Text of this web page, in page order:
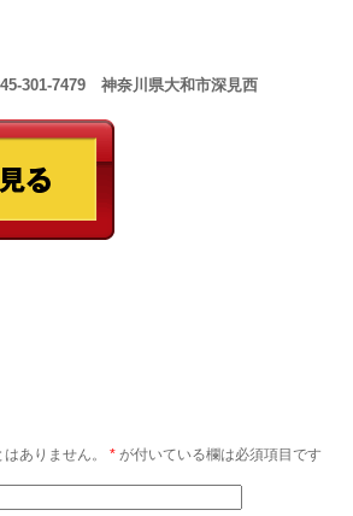
301-7479 神奈川県大和市深見西
ありません。 * が付いている欄は必須項目です